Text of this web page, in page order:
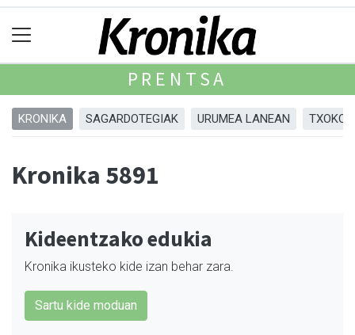
PRENTSA
KRONIKA SAGARDOTEGIAK URUMEA LANEAN
Kronika 5891
Kideentzako edukia
Kronika ikusteko kide izan behar zara.
Sartu kide moduan